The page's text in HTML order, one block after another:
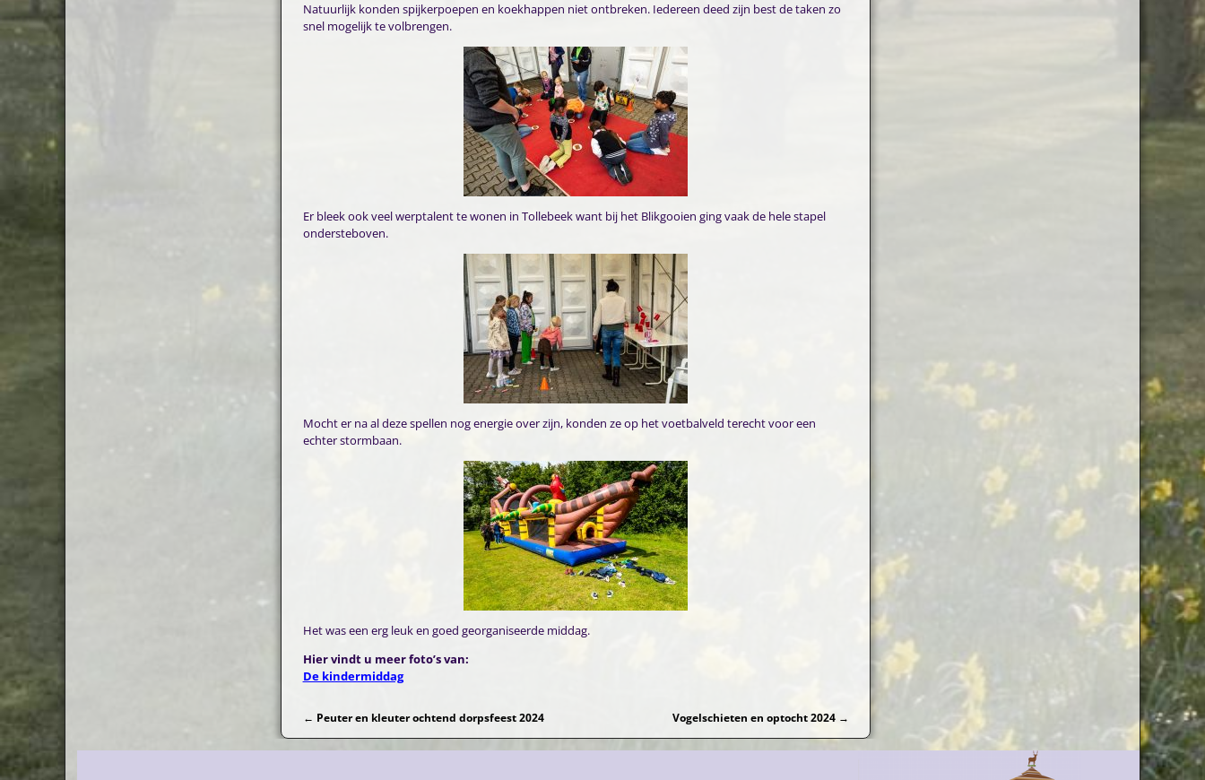
Natuurlijk konden spijkerpoepen en koekhappen niet ontbreken. Iedereen deed zijn best de taken zo
snel mogelijk te volbrengen.
Er bleek ook veel werptalent te wonen in Tollebeek want bij het Blikgooien ging vaak de hele stapel
ondersteboven.
Mocht er na al deze spellen nog energie over zijn, konden ze op het voetbalveld terecht voor een
echter stormbaan.
Het was een erg leuk en goed georganiseerde middag.
Hier vindt u meer foto’s van:
De kindermiddag
← Peuter en kleuter ochtend dorpsfeest 2024 Vogelschieten en optocht 2024 →